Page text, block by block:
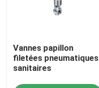
Vannes papillon
filetées pneumatiques
sanitaires